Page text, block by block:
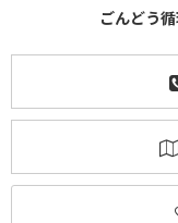
ごんどう